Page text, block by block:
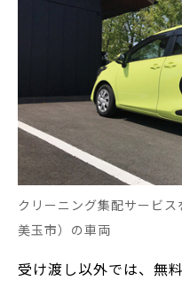
クリーニング集配サービ
美玉市）の車両
受け渡し以外では、無